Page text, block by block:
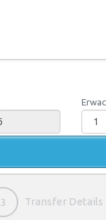
3 Transfer Details